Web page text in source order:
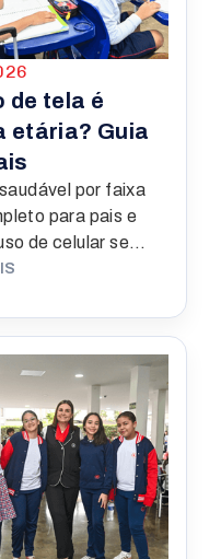
de tela é
etária? Guia
por faixa
para pais e
de celular sem